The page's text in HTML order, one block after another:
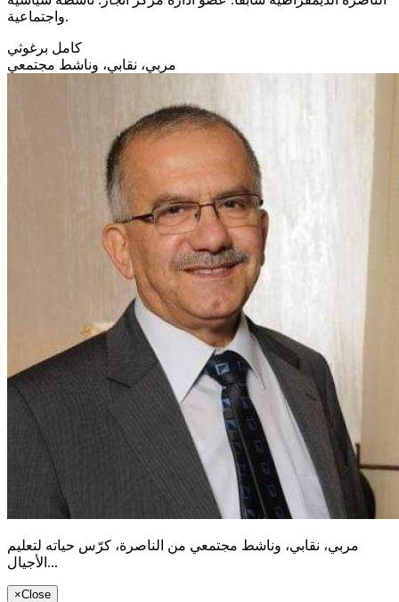
واجتماعية.
كامل برغوثي
مربي، نقابي، وناشط مجتمعي
مربي، نقابي، وناشط مجتمعي من الناصرة، كرّس حياته لتعليم
الأجيال...
×Close